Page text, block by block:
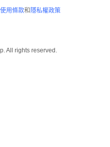
使用條款和 隱私權政策
All rights reserved.